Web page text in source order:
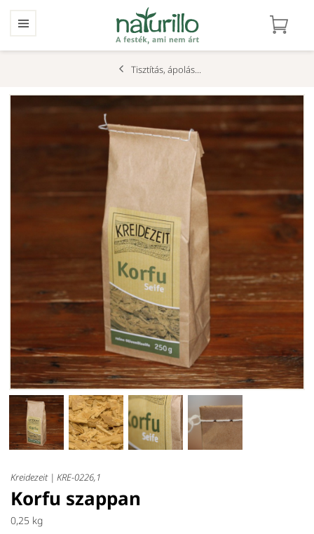
Tisztítás, ápolás...
Kreidezeit | KRE-0226,1
Korfu szappan
0,25 kg